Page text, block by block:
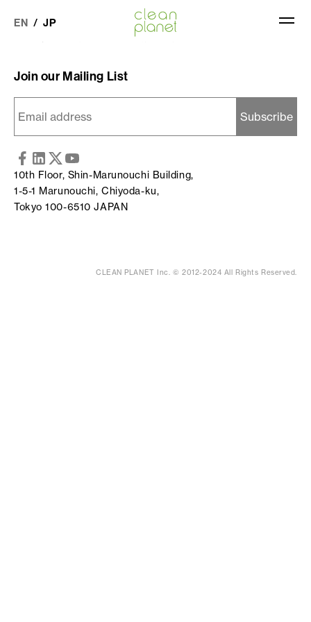
EN JP
QHe SOLUTIONS
QHe TECHNOLOGY
COMPANY
6月18日、米国原子力学会のテクニカルセッション「低エネルギー
核反応研究における異常熱と同位体、その他一般的な研究」にて、
岩村康弘特任教授が最新の研究成果を発表いたします。
10th Floor, Shin-Marunouchi Building,
1-5-1 Marunouchi, Chiyoda-ku,
Tokyo 100-6510 JAPAN
Join our Mailing List
CLEAN PLANET Inc. © 2012-2024 All Rights Reserved.